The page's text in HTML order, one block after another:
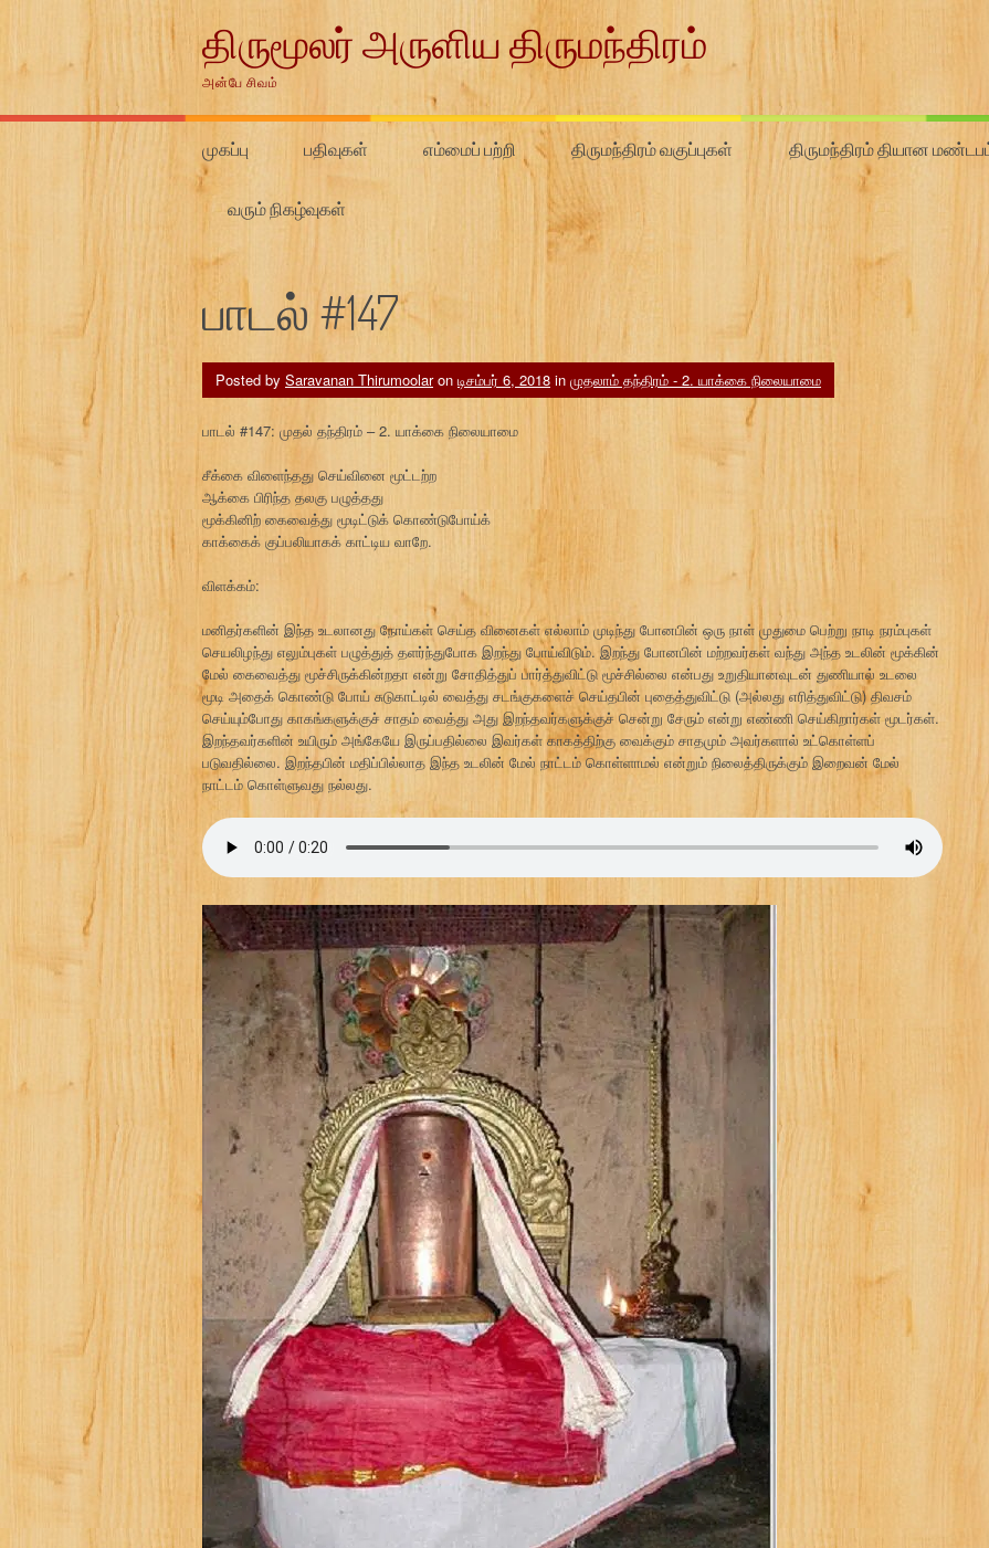
திருமூலர் அருளிய திருமந்திரம்
அன்பே சிவம்
முகப்பு பதிவுகள் எம்மைப் பற்றி திருமந்திரம் வகுப்புகள் திருமந்திரம் தியான
வரும் நிகழ்வுகள்
பாடல் #147
Posted by Saravanan Thirumoolaron டிசம்பர் 6, 2018 in முதலாம் தந்திரம் - 2. யாக்கை நிலையாமை
பாடல் #147: முதல் தந்திரம் – 2. யாக்கை நிலையாமை
சீக்கை விளைந்தது செய்வினை மூட்டற்ற
ஆக்கை பிரிந்த தலகு பழுத்தது
மூக்கினிற் கைவைத்து மூடிட்டுக் கொண்டுபோய்க்
காக்கைக் குப்பலியாகக் காட்டிய வாறே.
விளக்கம்:
மனிதர்களின் இந்த உடலானது நோய்கள் செய்த வினைகள் எல்லாம் முடிந்து போனபின் ஒரு நாள் முதுமை பெற்று நாடி நரம்புகள்
செயலிழந்து எலும்புகள் பழுத்துத் தளர்ந்துபோக இறந்து போய்விடும். இறந்து போனபின் மற்றவர்கள் வந்து அந்த உடலின் மூக்கின்
மேல் கைவைத்து மூச்சிருக்கின்றதா என்று சோதித்துப் பார்த்துவிட்டு மூச்சில்லை என்பது உறுதியானவுடன் துணியால் உடலை
மூடி அதைக் கொண்டு போய் சுடுகாட்டில் வைத்து சடங்குகளைச் செய்தபின் புதைத்துவிட்டு (அல்லது எரித்துவிட்டு) திவசம்
செய்யும்போது காகங்களுக்குச் சாதம் வைத்து அது இறந்தவர்களுக்குச் சென்று சேரும் என்று எண்ணி செய்கிறார்கள் மூடர்கள்.
இறந்தவர்களின் உயிரும் அங்கேயே இருப்பதில்லை இவர்கள் காகத்திற்கு வைக்கும் சாதமும் அவர்களால் உட்கொள்ளப்
படுவதில்லை. இறந்தபின் மதிப்பில்லாத இந்த உடலின் மேல் நாட்டம் கொள்ளாமல் என்றும் நிலைத்திருக்கும் இறைவன் மேல்
நாட்டம் கொள்ளுவது நல்லது.